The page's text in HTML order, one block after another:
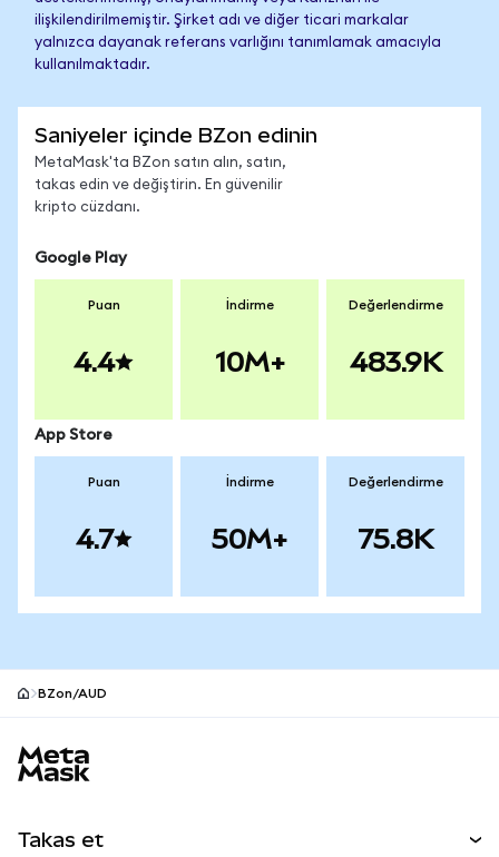
ilişkilendirilmemiştir. Şirket adı ve diğer ticari markalar
yalnızca dayanak referans varlığını tanımlamak amacıyla
kullanılmaktadır.
Saniyeler içinde BZon edinin
MetaMask'ta BZon satın alın, satın,
takas edin ve değiştirin. En güvenilir
kripto cüzdanı.
Google Play
Puan
4.4
İndirme
10M+
Değerlendirme
483.9K
App Store
Puan
4.7
İndirme
50M+
Değerlendirme
75.8K
BZon/AUD
Takas et